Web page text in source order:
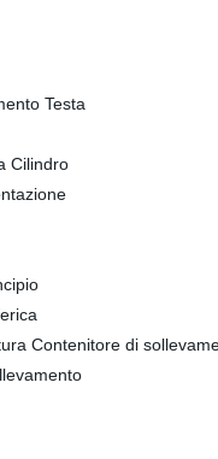
Testa
Cilindro
Contenitore di